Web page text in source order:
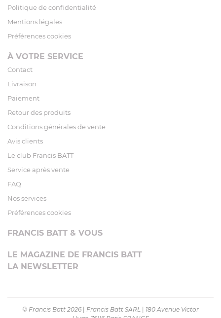
Politique de confidentialité
Mentions légales
Préférences cookies
À VOTRE SERVICE
Contact
Livraison
Paiement
Retour des produits
Conditions générales de vente
Avis clients
Le club Francis BATT
Service après vente
FAQ
Nos services
Préférences cookies
FRANCIS BATT & VOUS
LE MAGAZINE DE FRANCIS BATT
LA NEWSLETTER
© Francis Batt 2026 Francis Batt SARL
180 Avenue Victor